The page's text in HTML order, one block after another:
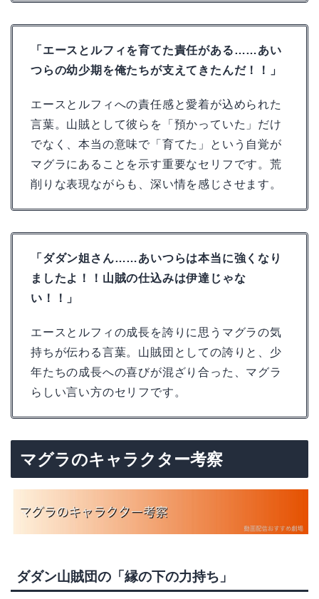
「エースとルフィを育てた責任がある……あい
つらの幼少期を俺たちが支えてきたんだ！！」
エースとルフィへの責任感と愛着が込められた
言葉。山賊として彼らを「預かっていた」だけ
でなく、本当の意味で「育てた」という自覚が
マグラにあることを示す重要なセリフです。荒
削りな表現ながらも、深い情を感じさせます。
「ダダン姐さん……あいつらは本当に強くなり
ましたよ！！山賊の仕込みは伊達じゃな
い！！」
エースとルフィの成長を誇りに思うマグラの気
持ちが伝わる言葉。山賊団としての誇りと、少
年たちの成長への喜びが混ざり合った、マグラ
らしい言い方のセリフです。
マグラのキャラクター考察
ダダン山賊団の「縁の下の力持ち」